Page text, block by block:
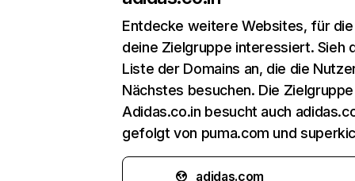
Entdecke weitere Websites, für
deine Zielgruppe interessiert. Sieh
Liste der Domains an, die die
Nächstes besuchen. Die
Adidas.co.in besucht auch
gefolgt von puma.com und
adidas.com